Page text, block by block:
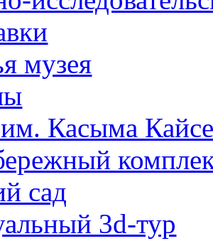
музея
Касыма
сад
3d-тур